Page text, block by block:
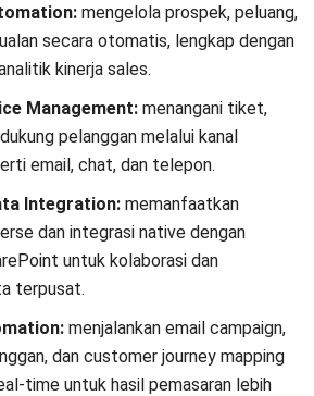
mengelola prospek, peluang,
secara otomatis, lengkap dengan
kinerja sales.
Management: menangani tiket,
pelanggan melalui kanal
email, chat, dan telepon.
Integration: memanfaatkan
dan integrasi native dengan
untuk kolaborasi dan
terpusat.
menjalankan email campaign,
dan customer journey mapping
time untuk hasil pemasaran lebih